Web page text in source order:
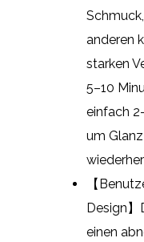
anderen
starken
5–10
einfach
um
【
Design
einen